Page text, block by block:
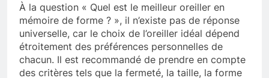
À la question « Quel est le meilleur oreiller en
mémoire de forme ? », il n’existe pas de réponse
universelle, car le choix de l’oreiller idéal dépend
étroitement des préférences personnelles de
chacun. Il est recommandé de prendre en compte
des critères tels que la fermeté, la taille, la forme